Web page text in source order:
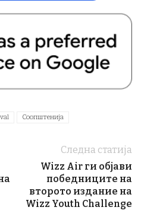
Соопштенија
Следна статија
Wizz Air ги објави
победниците на
второто издание на
Wizz Youth Challenge